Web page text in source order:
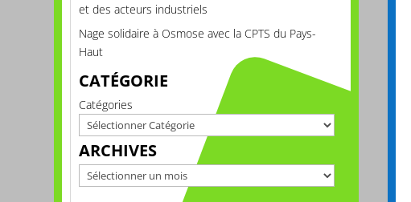
et des acteurs industriels
Nage solidaire à Osmose avec la CPTS du Pays-
Haut
CATÉGORIE
Catégories
ARCHIVES
Archives